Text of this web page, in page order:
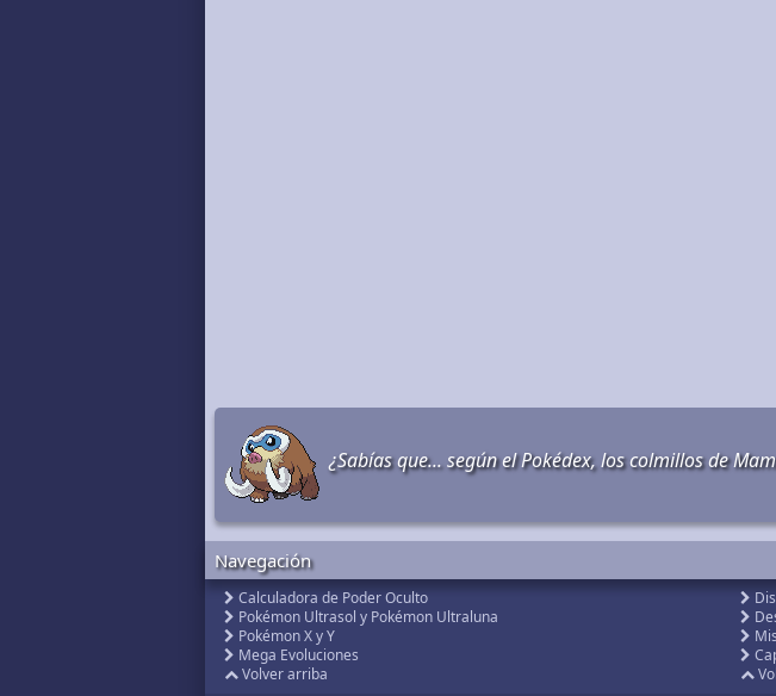
¿Sabías que... según el Pokédex, los colmillos de
Navegación
Calculadora de Poder Oculto
Pokémon Ultrasol y Pokémon Ultraluna
Pokémon X y Y
Mega Evoluciones
Volver arriba